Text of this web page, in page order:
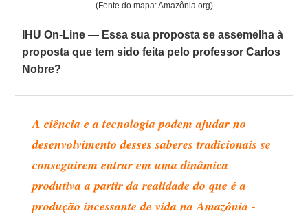
(Fonte do mapa: Amazônia.org)
IHU On-Line — Essa sua proposta se assemelha à
proposta que tem sido feita pelo professor Carlos
Nobre?
A ciência e a tecnologia podem ajudar no
desenvolvimento desses saberes tradicionais se
conseguirem entrar em uma dinâmica
produtiva a partir da realidade do que é a
produção incessante de vida na Amazônia -